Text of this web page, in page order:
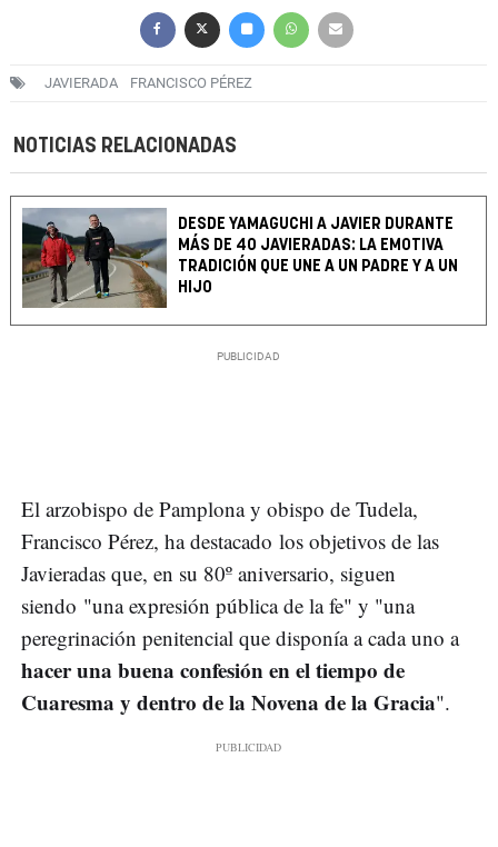
JAVIERADA FRANCISCO PÉREZ
NOTICIAS RELACIONADAS
DESDE YAMAGUCHI A JAVIER DURANTE
MÁS DE 40 JAVIERADAS: LA EMOTIVA
TRADICIÓN QUE UNE A UN PADRE Y A UN
HIJO
El arzobispo de Pamplona y obispo de Tudela,
Francisco Pérez, ha destacado los objetivos de las
Javieradas que, en su 80º aniversario, siguen
siendo "una expresión pública de la fe" y "una
peregrinación penitencial que disponía a cada uno a
hacer una buena confesión en el tiempo de
Cuaresma y dentro de la Novena de la Gracia".